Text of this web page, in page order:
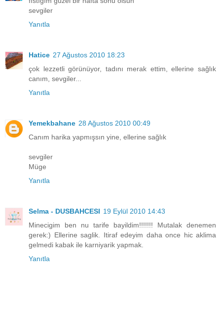
sevgiler
Yanıtla
Hatice 27 Ağustos 2010 18:23
çok lezzetli görünüyor, tadını merak ettim, ellerine sağlık
canım, sevgiler...
Yanıtla
Yemekbahane 28 Ağustos 2010 00:49
Canım harika yapmışsın yine, ellerine sağlık
sevgiler
Müge
Yanıtla
Selma - DUSBAHCESI 19 Eylül 2010 14:43
Minecigim ben nu tarife bayildim!!!!!!! Mutalak denemen
gerek:) Ellerine saglik. Itiraf edeyim daha once hic aklima
gelmedi kabak ile karniyarik yapmak.
Yanıtla